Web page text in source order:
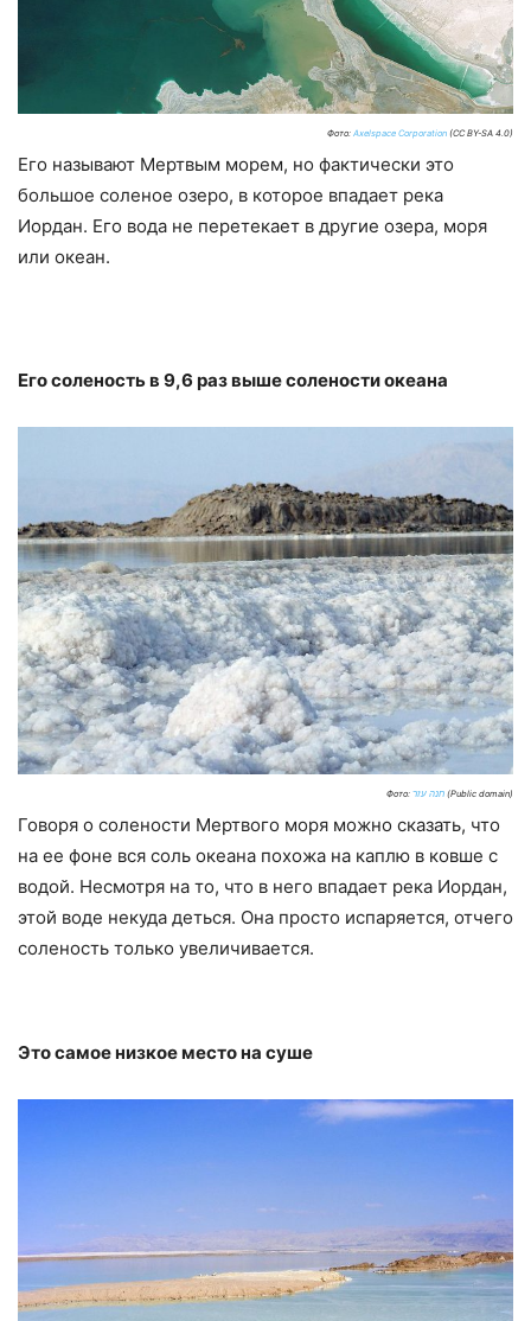
Фото: Axelspace Corporation (CC BY-SA 4.0)
Его называют Мертвым морем, но фактически это
большое соленое озеро, в которое впадает река
Иордан. Его вода не перетекает в другие озера, моря
или океан.
Его соленость в 9,6 раз выше солености океана
Фото: חנה עזר (Public domain)
Говоря о солености Мертвого моря можно сказать, что
на ее фоне вся соль океана похожа на каплю в ковше с
водой. Несмотря на то, что в него впадает река Иордан,
этой воде некуда деться. Она просто испаряется, отчего
соленость только увеличивается.
Это самое низкое место на суше